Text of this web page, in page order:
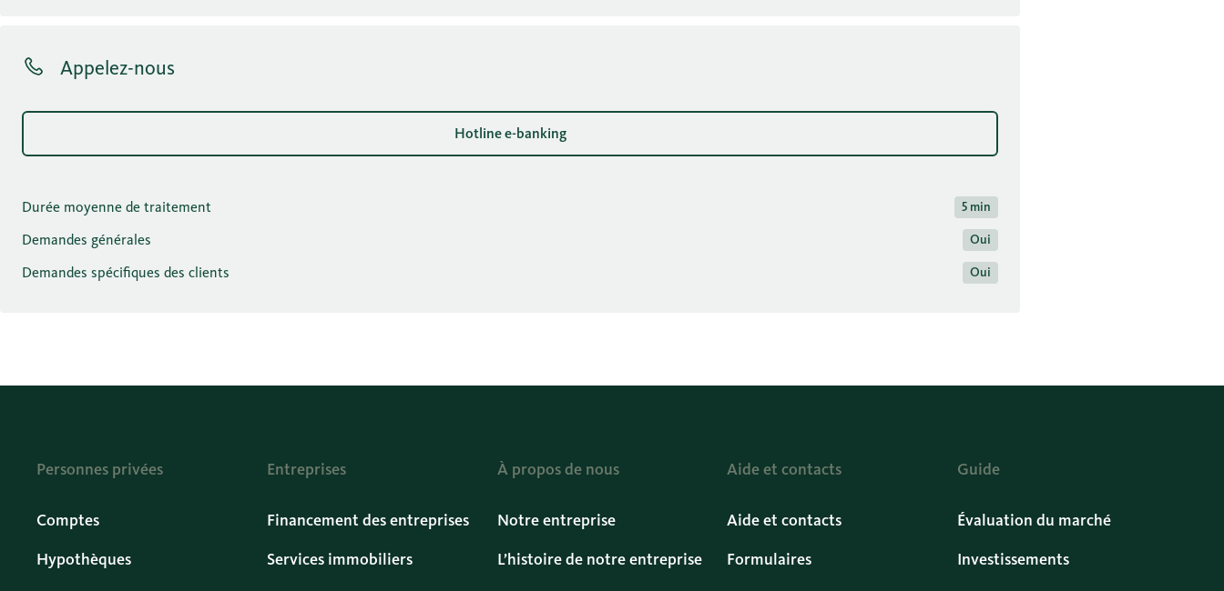
Appelez-nous
Hotline e-banking
Durée moyenne de traitement 5 min
Demandes générales Oui
Demandes spécifiques des clients Oui
Personnes privées
Comptes
Hypothèques
Entreprises
Financement des entreprises
Services immobiliers
À propos de nous
Notre entreprise
L’histoire de notre entreprise
Aide et contacts
Aide et contacts
Formulaires
Guide
Évaluation du marché
Investissements